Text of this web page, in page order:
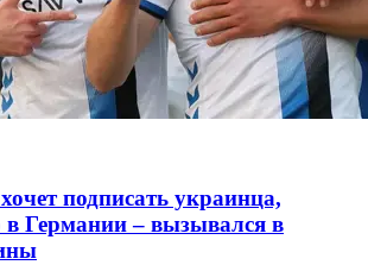
подписать украинца,
Германии – вызывался в